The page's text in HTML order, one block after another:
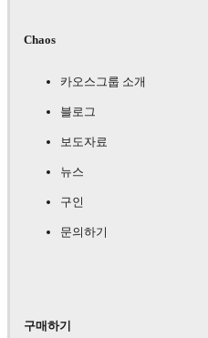
Chaos
카오스그룹 소개
블로그
보도자료
뉴스
구인
문의하기
구매하기